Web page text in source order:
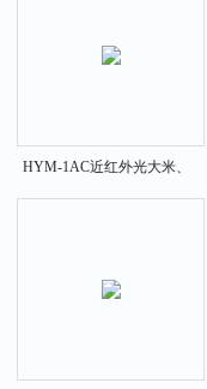
HYM-1AC近红外光大米、
米饭食味仪